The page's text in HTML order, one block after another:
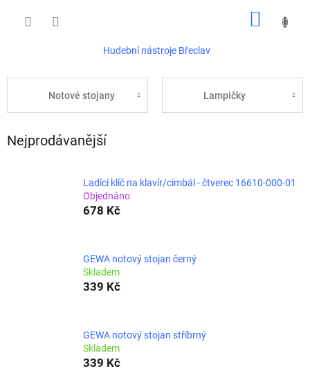
Hudební nástroje Břeclav
Notové stojany Lampičky
Nejprodávanější
Ladící klíč na klavír/cimbál - čtverec 16610-000-01
Objednáno
678 Kč
GEWA notový stojan černý
Skladem
339 Kč
GEWA notový stojan stříbrný
Skladem
339 Kč